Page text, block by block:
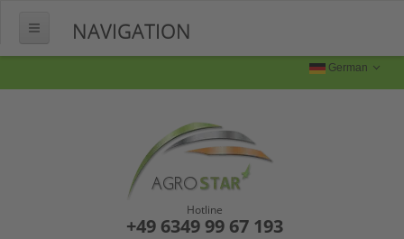
German
Hotline
+49 6349 99 67 193
NAVIGATION